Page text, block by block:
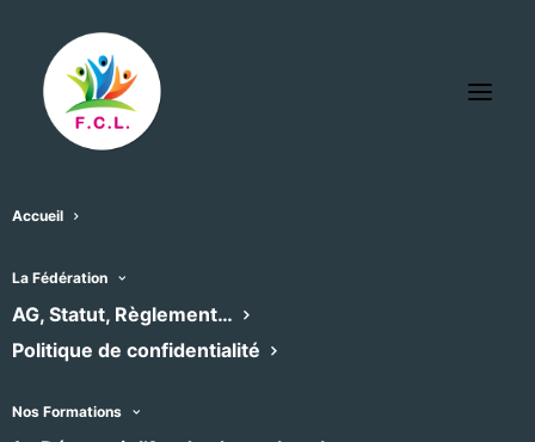
Accueil
La Fédération
AG, Statut, Règlement…
Politique de confidentialité
Nos Formations